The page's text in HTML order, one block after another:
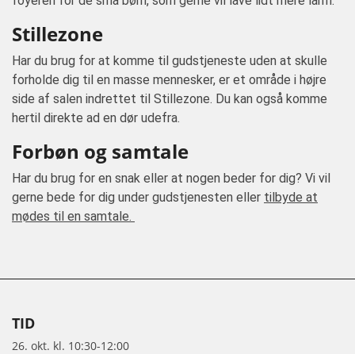
TID
26. okt. kl. 10:30-12:00
Stillezone
Har du brug for at komme til gudstjeneste uden at skulle
forholde dig til en masse mennesker, er et område i højre
side af salen indrettet til Stillezone. Du kan også komme
hertil direkte ad en dør udefra.
Forbøn og samtale
Har du brug for en snak eller at nogen beder for dig? Vi vil
gerne bede for dig under gudstjenesten eller tilbyde at
mødes til en samtale.